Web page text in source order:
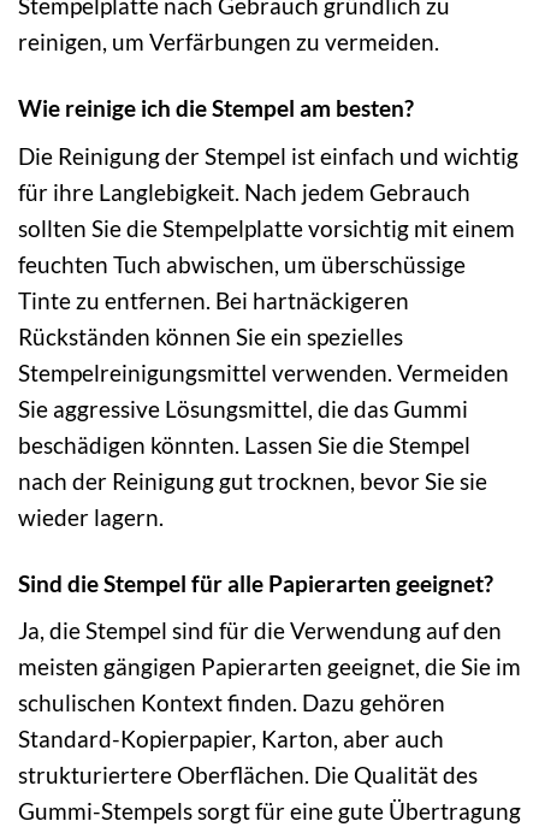
Stempelplatte nach Gebrauch gründlich zu
reinigen, um Verfärbungen zu vermeiden.
Wie reinige ich die Stempel am besten?
Die Reinigung der Stempel ist einfach und wichtig
für ihre Langlebigkeit. Nach jedem Gebrauch
sollten Sie die Stempelplatte vorsichtig mit einem
feuchten Tuch abwischen, um überschüssige
Tinte zu entfernen. Bei hartnäckigeren
Rückständen können Sie ein spezielles
Stempelreinigungsmittel verwenden. Vermeiden
Sie aggressive Lösungsmittel, die das Gummi
beschädigen könnten. Lassen Sie die Stempel
nach der Reinigung gut trocknen, bevor Sie sie
wieder lagern.
Sind die Stempel für alle Papierarten geeignet?
Ja, die Stempel sind für die Verwendung auf den
meisten gängigen Papierarten geeignet, die Sie im
schulischen Kontext finden. Dazu gehören
Standard-Kopierpapier, Karton, aber auch
strukturiertere Oberflächen. Die Qualität des
Gummi-Stempels sorgt für eine gute Übertragung